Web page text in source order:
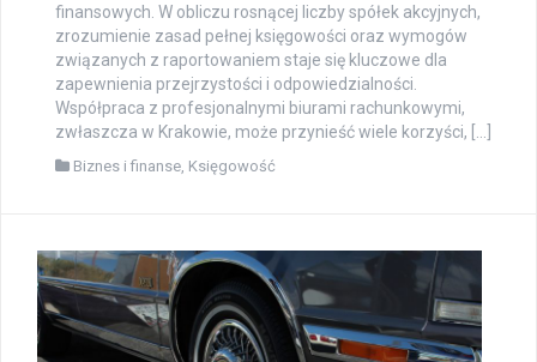
finansowych. W obliczu rosnącej liczby spółek akcyjnych,
zrozumienie zasad pełnej księgowości oraz wymogów
związanych z raportowaniem staje się kluczowe dla
zapewnienia przejrzystości i odpowiedzialności.
Współpraca z profesjonalnymi biurami rachunkowymi,
zwłaszcza w Krakowie, może przynieść wiele korzyści, […]
Biznes i finanse Księgowość